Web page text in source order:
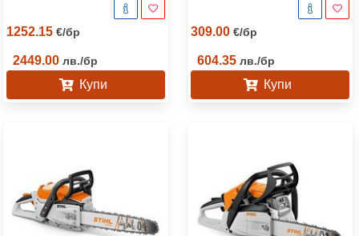
1252.15 €/бр
2449.00 лв./бр
Купи
309.00 €/бр
604.35 лв./бр
Купи